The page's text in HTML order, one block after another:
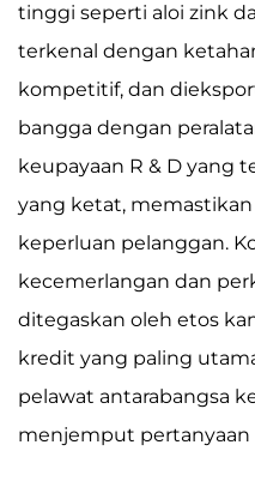
tinggi seperti aloi zink
terkenal dengan
kompetitif, dan
bangga dengan
keupayaan R & D yang
yang ketat,
keperluan pelanggan.
kecemerlangan dan
ditegaskan oleh etos
kredit yang paling
pelawat antarabangsa
menjemput